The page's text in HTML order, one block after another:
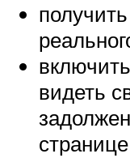
видеть